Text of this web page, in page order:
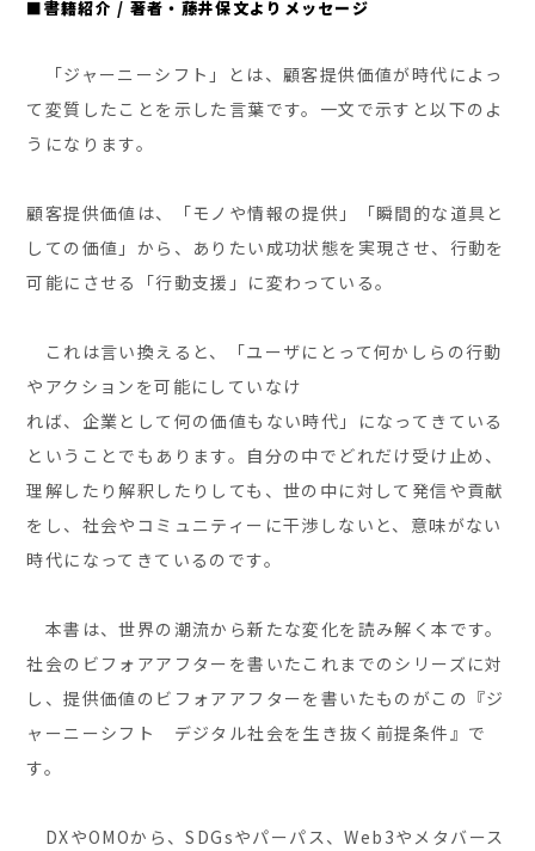
■書籍紹介 / 著者・藤井保文よりメッセージ
「ジャーニーシフト」とは、顧客提供価値が時代によっ
て変質したことを示した言葉です。一文で示すと以下のよ
うになります。
顧客提供価値は、「モノや情報の提供」「瞬間的な道具と
しての価値」から、ありたい成功状態を実現させ、行動を
可能にさせる「行動支援」に変わっている。
これは言い換えると、「ユーザにとって何かしらの行動
やアクションを可能にしていなけ
れば、企業として何の価値もない時代」になってきている
ということでもあります。自分の中でどれだけ受け止め、
理解したり解釈したりしても、世の中に対して発信や貢献
をし、社会やコミュニティーに干渉しないと、意味がない
時代になってきているのです。
本書は、世界の潮流から新たな変化を読み解く本です。
社会のビフォアアフターを書いたこれまでのシリーズに対
し、提供価値のビフォアアフターを書いたものがこの『ジ
ャーニーシフト デジタル社会を生き抜く前提条件』で
す。
DXやOMOから、SDGsやパーパス、Web3やメタバース